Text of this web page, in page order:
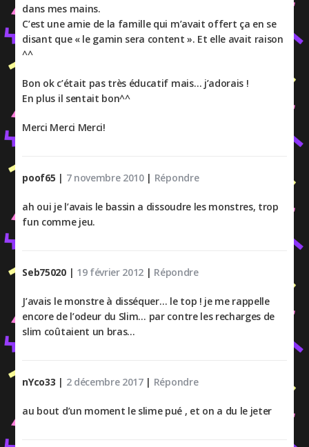
dans mes mains.
C’est une amie de la famille qui m’avait offert ça en se
disant que « le gamin sera content ». Et elle avait raison
^^
Bon ok c’était pas très éducatif mais… j’adorais !
En plus il sentait bon^^
Merci Merci Merci!
poof65 | 7 novembre 2010| Répondre
ah oui je l’avais le bassin a dissoudre les monstres, trop
fun comme jeu.
Seb75020 | 19 février 2012 | Répondre
J’avais le monstre à disséquer… le top ! je me rappelle
encore de l’odeur du Slim… par contre les recharges de
slim coûtaient un bras…
nYco33 | 2 décembre 2017| Répondre
au bout d’un moment le slime pué , et on a du le jeter